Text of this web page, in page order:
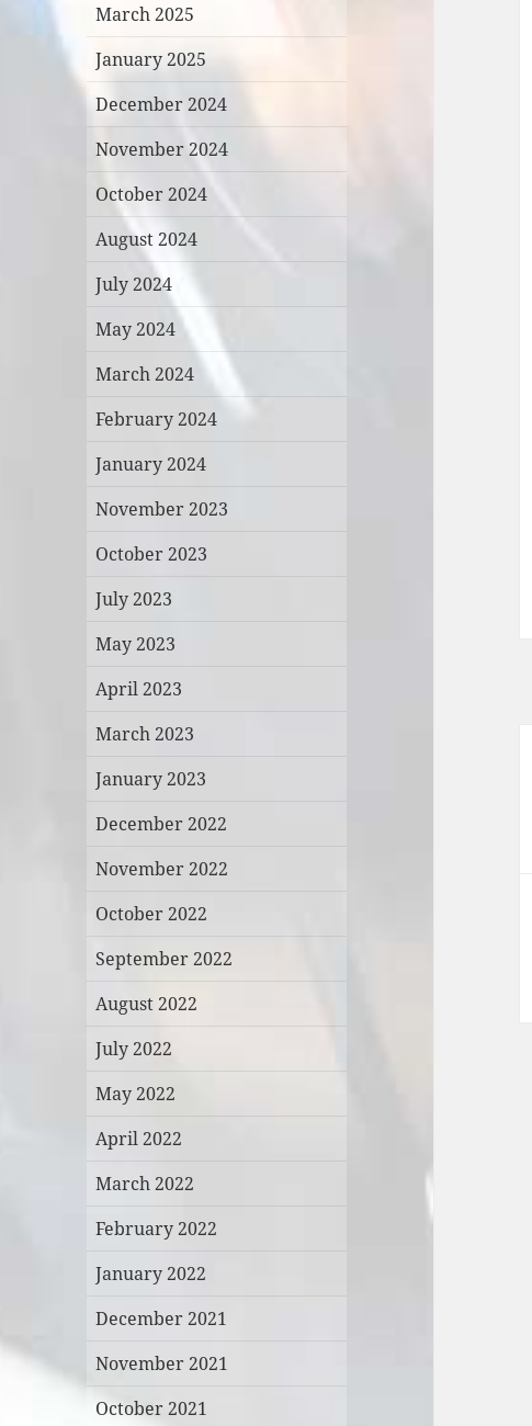
March 2025
January 2025
December 2024
November 2024
October 2024
August 2024
July 2024
May 2024
March 2024
February 2024
January 2024
November 2023
October 2023
July 2023
May 2023
April 2023
March 2023
January 2023
December 2022
November 2022
October 2022
September 2022
August 2022
July 2022
May 2022
April 2022
March 2022
February 2022
January 2022
December 2021
November 2021
October 2021